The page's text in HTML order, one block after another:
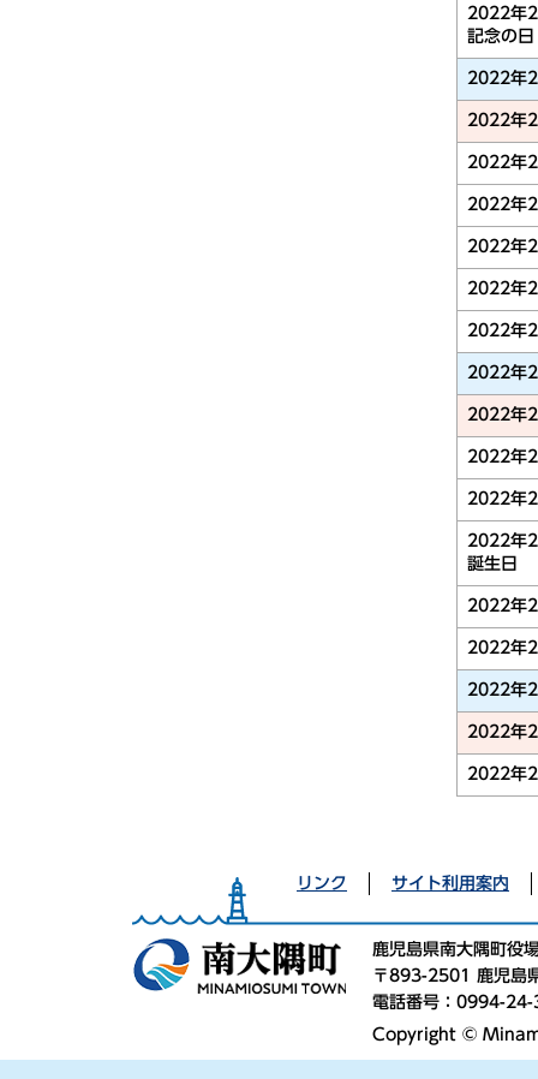
2022年
記念の日
2022年
2022年
2022年
2022年
2022年
2022年
2022年
2022年
2022年
2022年
2022年
2022年
誕生日
2022年
2022年
2022年
2022年
2022年
リンク サイト利用案内
鹿児島県南大隅町役
〒893-2501 鹿児島
電話番号：0994-
Copyright ©